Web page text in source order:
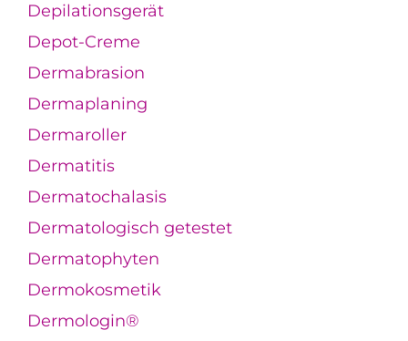
Depilationsgerät
Depot-Creme
Dermabrasion
Dermaplaning
Dermaroller
Dermatitis
Dermatochalasis
Dermatologisch getestet
Dermatophyten
Dermokosmetik
Dermologin®